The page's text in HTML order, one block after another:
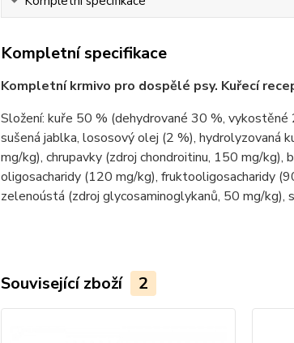
Kompletní specifikace
Kompletní krmivo pro dospělé psy. Kuřecí
Složení: kuře 50 % (dehydrované 30 %,
sušená jablka, lososový olej (2 %), hydrolyzovaná
mg/kg), chrupavky (zdroj chondroitinu, 150 mg/kg),
oligosacharidy (120 mg/kg), fruktooligosacharidy
zelenoústá (zdroj glycosaminoglykanů, 50 mg/kg),
Související zboží 2